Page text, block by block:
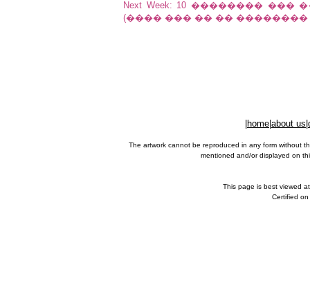
Next Week: 10 ��������
(���� ��� �� �� ��������
home about us
The artwork cannot be reproduced in any form without
mentioned and/or displayed on
This page is best viewed
Certified on